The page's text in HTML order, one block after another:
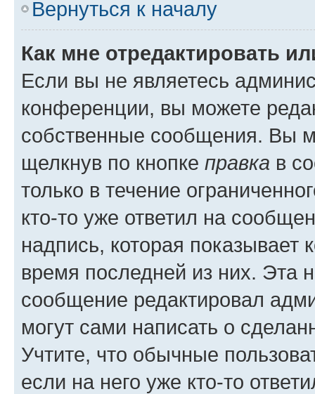
Вернуться к началу
Как мне отредактировать
Если вы не являетесь
конференции, вы можете
собственные сообщения. Вы
щелкнув по кнопке правка в
только в течение
кто-то уже ответил на
надпись, которая показывает
время последней из них. Эта
сообщение редактировал
могут сами написать о
Учтите, что обычные
если на него уже кто-то